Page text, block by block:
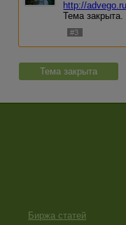
http://
Тема закрыта.
#3
Тема закрыта
Биржа статей